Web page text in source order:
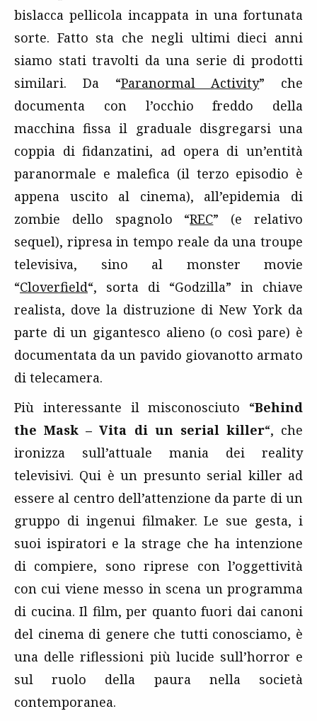
bislacca pellicola incappata in una fortunata
sorte. Fatto sta che negli ultimi dieci anni
siamo stati travolti da una serie di prodotti
similari. Da “Paranormal Activity” che
documenta con l’occhio freddo della
macchina fissa il graduale disgregarsi una
coppia di fidanzatini, ad opera di un’entità
paranormale e malefica (il terzo episodio è
appena uscito al cinema), all’epidemia di
zombie dello spagnolo “REC” (e relativo
sequel), ripresa in tempo reale da una troupe
televisiva, sino al monster movie
“Cloverfield“, sorta di “Godzilla” in chiave
realista, dove la distruzione di New York da
parte di un gigantesco alieno (o così pare) è
documentata da un pavido giovanotto armato
di telecamera.
Più interessante il misconosciuto “Behind
the Mask – Vita di un serial killer“, che
ironizza sull’attuale mania dei reality
televisivi. Qui è un presunto serial killer ad
essere al centro dell’attenzione da parte di un
gruppo di ingenui filmaker. Le sue gesta, i
suoi ispiratori e la strage che ha intenzione
di compiere, sono riprese con l’oggettività
con cui viene messo in scena un programma
di cucina. Il film, per quanto fuori dai canoni
del cinema di genere che tutti conosciamo, è
una delle riflessioni più lucide sull’horror e
sul ruolo della paura nella società
contemporanea.